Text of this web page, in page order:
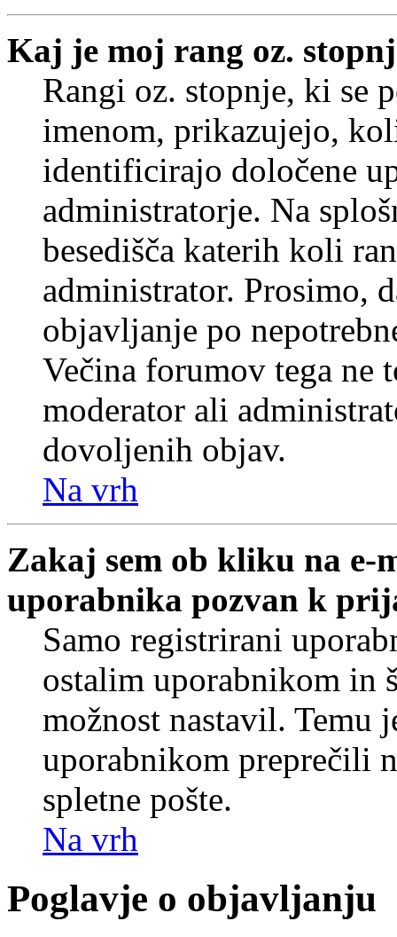
Kaj je moj rang oz.
Rangi oz. stopnje, ki se
imenom, prikazujejo,
identificirajo določene
administratorje. Na
besedišča katerih koli
administrator. Prosimo,
objavljanje po
Večina forumov tega ne
moderator ali
dovoljenih objav.
Na vrh
Zakaj sem ob kliku na e-
uporabnika pozvan k
Samo registrirani
ostalim uporabnikom in
možnost nastavil. Temu
uporabnikom preprečili
spletne pošte.
Na vrh
Poglavje o objavljanju